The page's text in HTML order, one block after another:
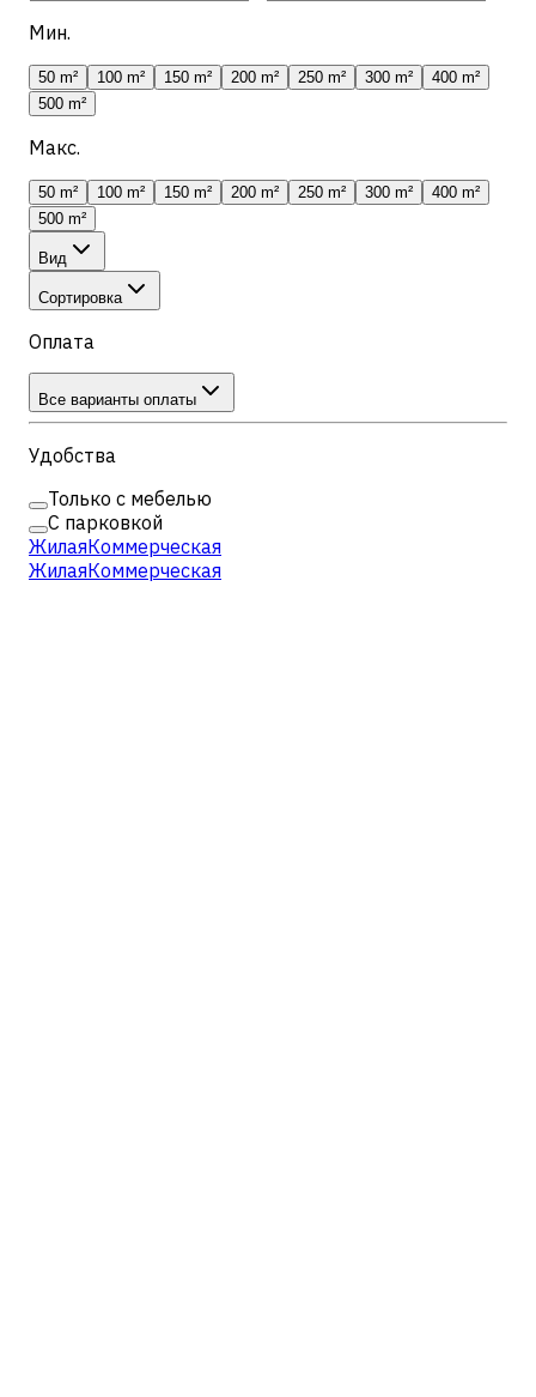
Мин.
50 m² 100 m² 150 m² 200 m² 250 m² 300 m²
400 m²
500 m²
Макс.
50 m² 100 m² 150 m² 200 m² 250 m² 300 m²
400 m²
500 m²
Вид
Сортировка
Оплата
Все варианты оплаты
Удобства
Только с мебелью
С парковкой
ЖилаяКоммерческая
ЖилаяКоммерческая